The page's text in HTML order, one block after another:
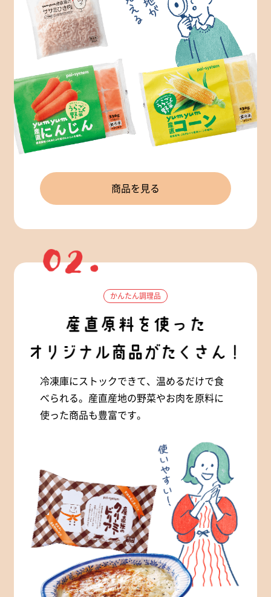
商品を見る
かんたん調理品
冷凍庫にストックできて、温めるだけで食
べられる。産直産地の野菜やお肉を原料に
使った商品も豊富です。